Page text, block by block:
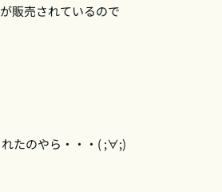
販売されているので
たのやら・・・( ;∀;)